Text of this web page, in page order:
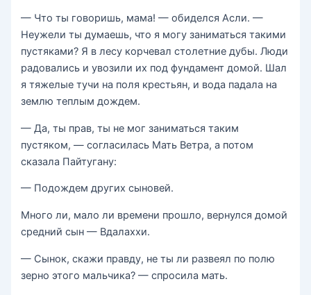
— Что ты говоришь, мама! — обиделся Асли. —
Неужели ты думаешь, что я могу заниматься такими
пустяками? Я в лесу корчевал столетние дубы. Люди
радовались и увозили их под фундамент домой. Шал
я тяжелые тучи на поля крестьян, и вода падала на
землю теплым дождем.
— Да, ты прав, ты не мог заниматься таким
пустяком, — согласилась Мать Ветра, а потом
сказала Пайтугану:
— Подождем других сыновей.
Много ли, мало ли времени прошло, вернулся домой
средний сын — Вдалаххи.
— Сынок, скажи правду, не ты ли развеял по полю
зерно этого мальчика? — спросила мать.